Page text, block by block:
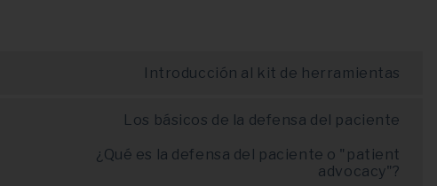
Introducción al kit de herramientas
Los básicos de la defensa del paciente
¿Qué es la defensa del paciente o "patient
advocacy"?